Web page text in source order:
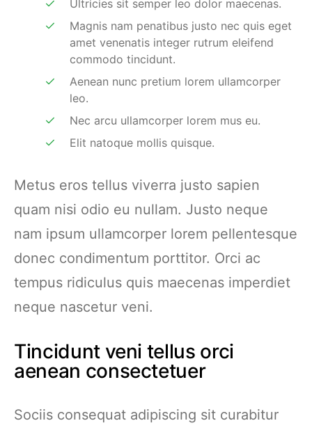
Ultricies sit semper leo dolor maecenas.
Magnis nam penatibus justo nec quis eget
amet venenatis integer rutrum eleifend
commodo tincidunt.
Aenean nunc pretium lorem ullamcorper
leo.
Nec arcu ullamcorper lorem mus eu.
Elit natoque mollis quisque.
Metus eros tellus viverra justo sapien
quam nisi odio eu nullam. Justo neque
nam ipsum ullamcorper lorem pellentesque
donec condimentum porttitor. Orci ac
tempus ridiculus quis maecenas imperdiet
neque nascetur veni.
Tincidunt veni tellus orci
aenean consectetuer
Sociis consequat adipiscing sit curabitur